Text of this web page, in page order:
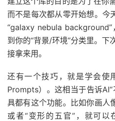
而不是每次都从零开始想。今
“galaxy nebula
到你的“背景/环境”分类里。下
接拿来用。
还有一个技巧，就是学会使
Prompts）。这相当于告诉
具都有这个功能。比如你画人
或者“变形的五官”，就可以